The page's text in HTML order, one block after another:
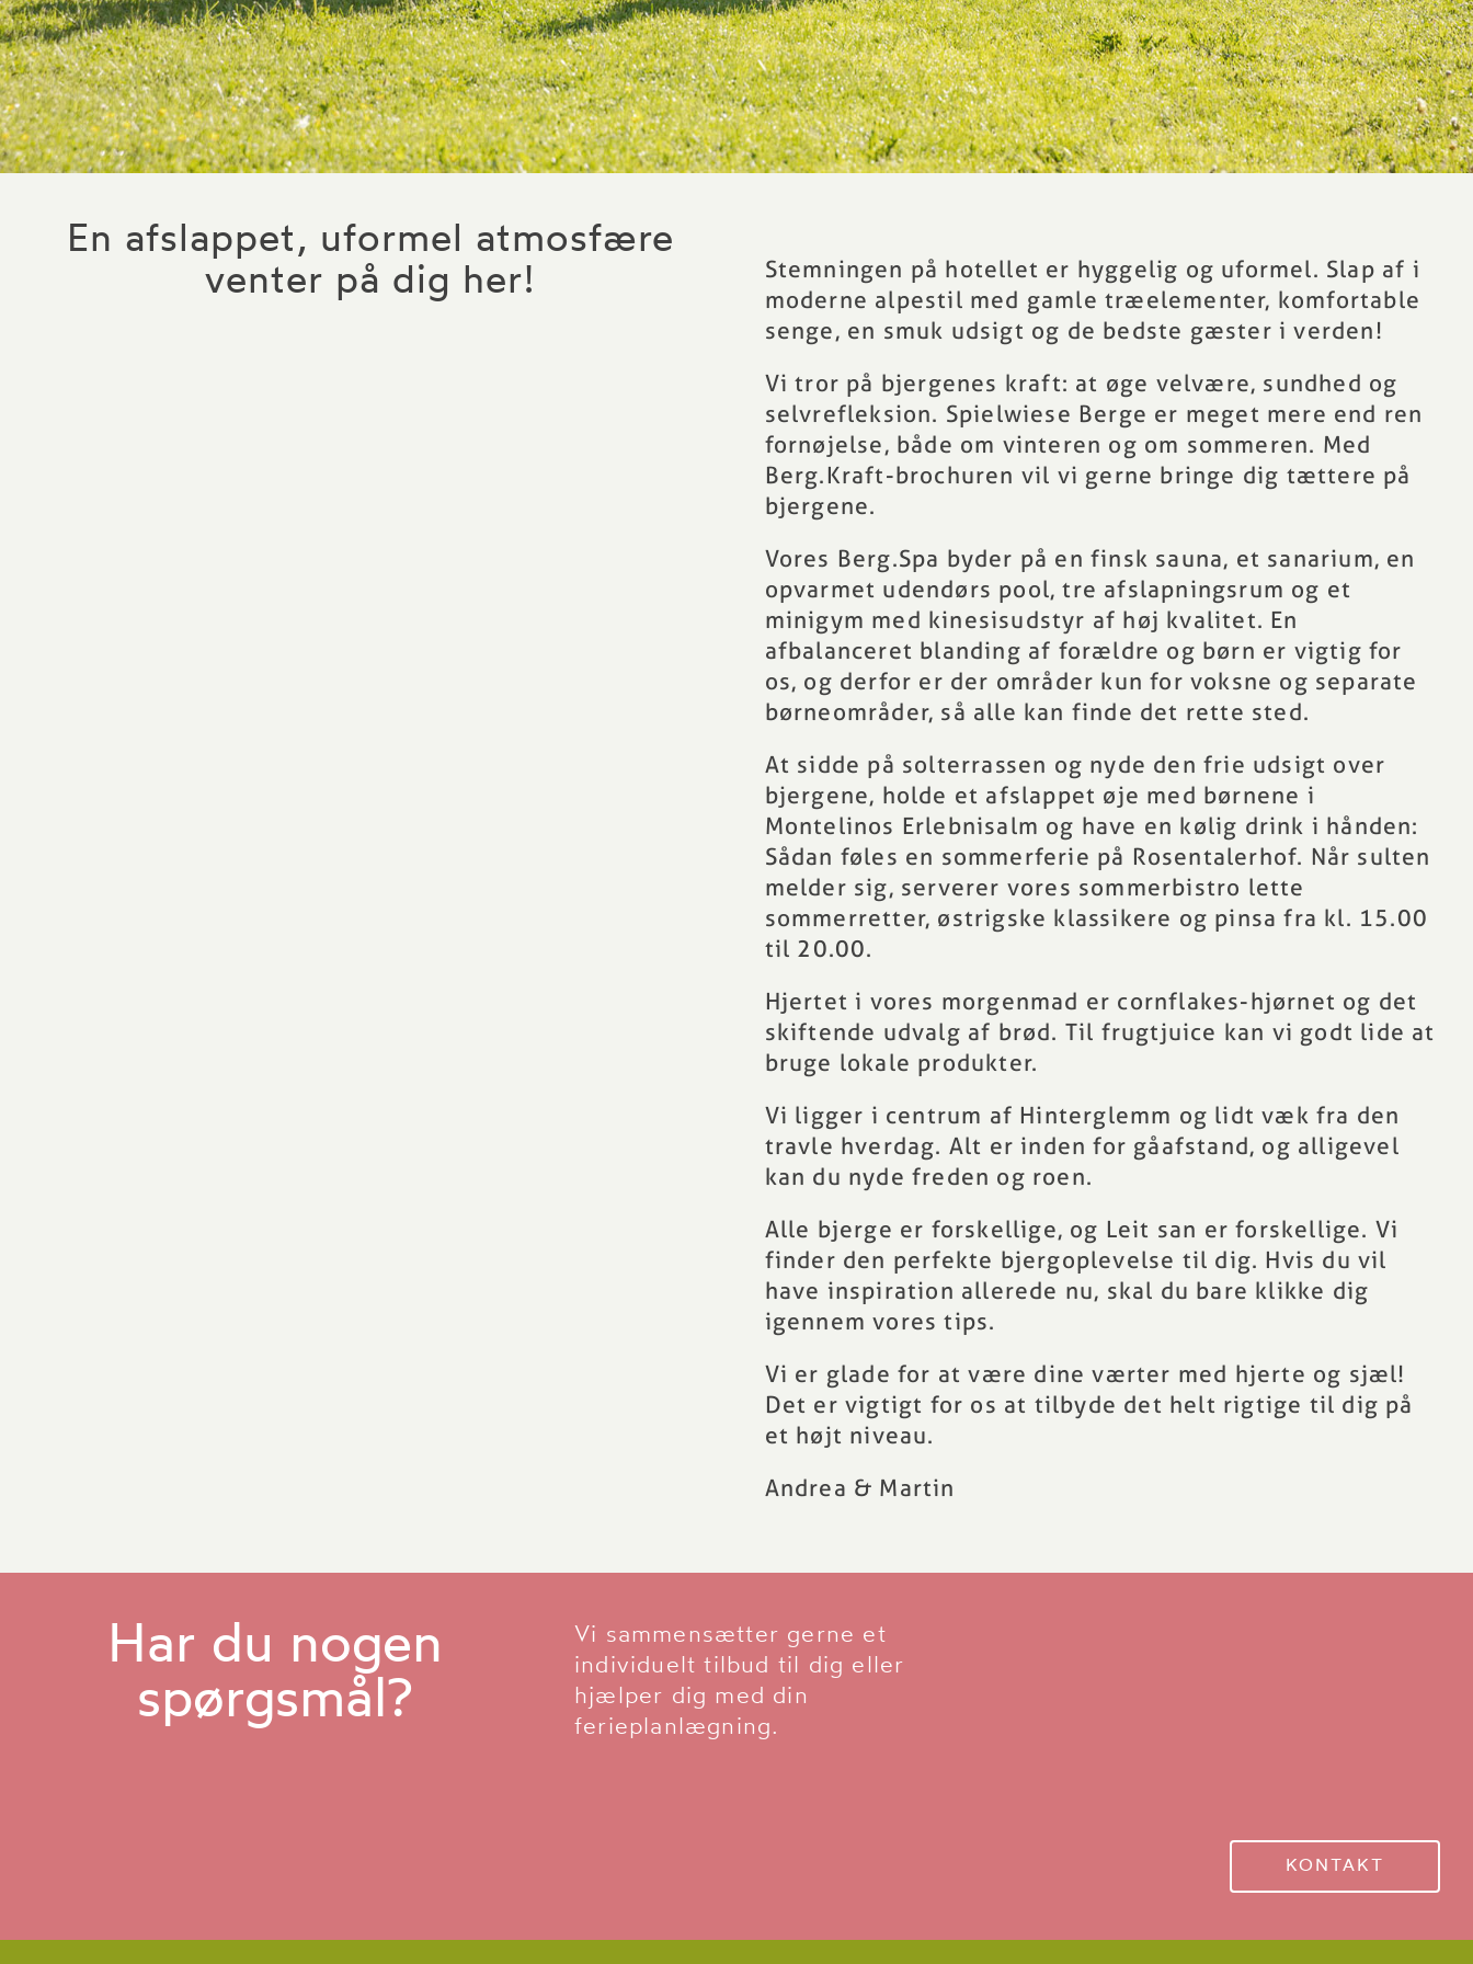
En afslappet, uformel atmosfære
venter på dig her!
Stemningen på hotellet er hyggelig og uformel. Slap af i
moderne alpestil med gamle træelementer, komfortable
senge, en smuk udsigt og de bedste gæster i verden!
Vi tror på bjergenes kraft: at øge velvære, sundhed og
selvrefleksion. Spielwiese Berge er meget mere end ren
fornøjelse, både om vinteren og om sommeren. Med
Berg.Kraft-brochuren vil vi gerne bringe dig tættere på
bjergene.
Vores Berg.Spa byder på en finsk sauna, et sanarium, en
opvarmet udendørs pool, tre afslapningsrum og et
minigym med kinesisudstyr af høj kvalitet. En
afbalanceret blanding af forældre og børn er vigtig for
os, og derfor er der områder kun for voksne og separate
børneområder, så alle kan finde det rette sted.
At sidde på solterrassen og nyde den frie udsigt over
bjergene, holde et afslappet øje med børnene i
Montelinos Erlebnisalm og have en kølig drink i hånden:
Sådan føles en sommerferie på Rosentalerhof. Når sulten
melder sig, serverer vores sommerbistro lette
sommerretter, østrigske klassikere og pinsa fra kl. 15.00
til 20.00.
Hjertet i vores morgenmad er cornflakes-hjørnet og det
skiftende udvalg af brød. Til frugtjuice kan vi godt lide at
bruge lokale produkter.
Vi ligger i centrum af Hinterglemm og lidt væk fra den
travle hverdag. Alt er inden for gåafstand, og alligevel
kan du nyde freden og roen.
Alle bjerge er forskellige, og Leit san er forskellige. Vi
finder den perfekte bjergoplevelse til dig. Hvis du vil
have inspiration allerede nu, skal du bare klikke dig
igennemvores tips.
Vi er glade for at være dine værter med hjerte og sjæl!
Det er vigtigt for os at tilbyde det helt rigtige til dig på
et højt niveau.
Andrea & Martin
Har du nogen
spørgsmål?
Vi sammensætter gerne et
individuelt tilbud til dig eller
hjælper dig med din
ferieplanlægning.
KONTAKT